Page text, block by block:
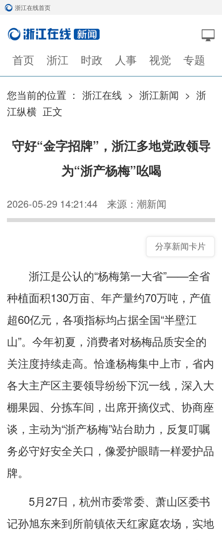
浙江在线首页
首页 浙江 时政 人事 视觉 专题
您当前的位置 ： 浙江在线 > 浙江新闻 > 浙
江纵横 正文
守好“金字招牌”，浙江多地党政领导
为“浙产杨梅”吆喝
2026-05-29 14:21:44 来源：潮新闻
分享新闻卡片
浙江是公认的“杨梅第一大省”——全省
种植面积130万亩、年产量约70万吨，产值
超60亿元，各项指标均占据全国“半壁江
山”。今年初夏，消费者对杨梅品质安全的
关注度持续走高。恰逢杨梅集中上市，省内
各大主产区主要领导纷纷下沉一线，深入大
棚果园、分拣车间，出席开摘仪式、协商座
谈，主动为“浙产杨梅”站台助力，反复叮嘱
务必守好安全关口，像爱护眼睛一样爱护品
牌。
5月27日，杭州市委常委、萧山区委书
记孙旭东来到所前镇依天红家庭农场，实地